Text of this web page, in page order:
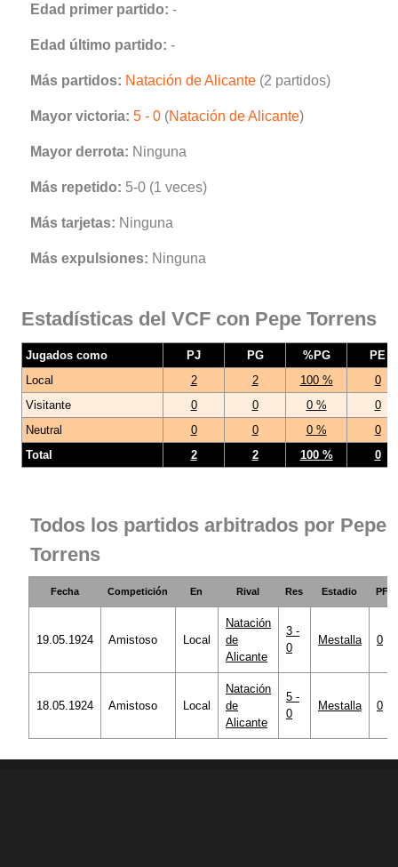
Edad primer partido: -
Edad último partido: -
Más partidos: Natación de Alicante (2 partidos)
Mayor victoria: 5 - 0 (Natación de Alicante)
Mayor derrota: Ninguna
Más repetido: 5-0 (1 veces)
Más tarjetas: Ninguna
Más expulsiones: Ninguna
Estadísticas del VCF con Pepe Torrens
Jugados como PJ PG %PG
PE
Local
2 2 100 %
0
Visitante
0 0 0 %
0
Neutral
0 0 0 %
0
Total
2 2 100 % 0
Todos los partidos arbitrados por Pepe
Torrens
Fecha Competición En Rival Res Estadio PF
19.05.1924 Amistoso Local
Natación
de
Alicante
3 -
0
Mestalla 0
18.05.1924 Amistoso Local
Natación
de
Alicante
5 -
0
Mestalla 0